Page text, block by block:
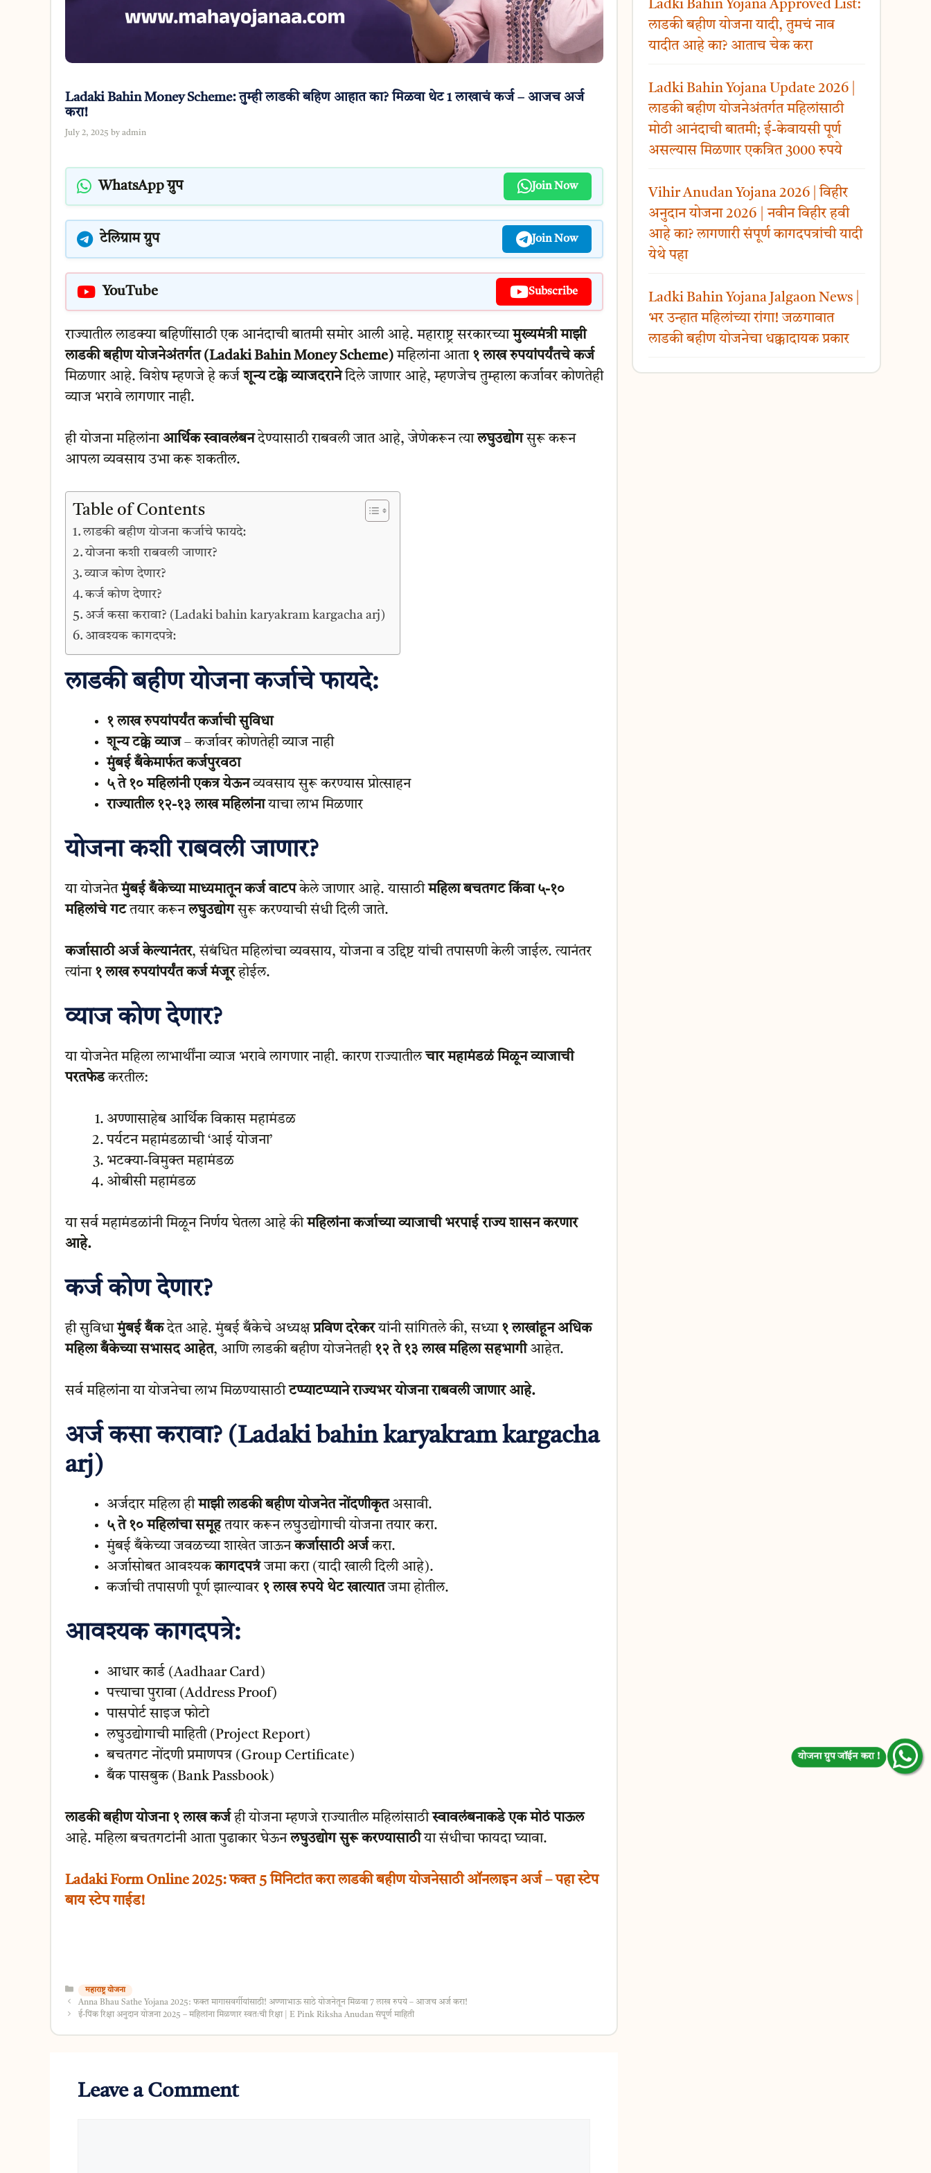
Ladaki Bahin Money Scheme: तुम्ही लाडकी बहिण आहात का? मिळवा थेट 1 लाखाचं कर्ज – आजच अर्ज
करा!
July 2, 2025 by admin
WhatsApp ग्रुप Join Now
टेलिग्राम ग्रुप Join Now
YouTube Subscribe
राज्यातील लाडक्या बहिणींसाठी एक आनंदाची बातमी समोर आली आहे. महाराष्ट्र सरकारच्यामुख्यमंत्री माझी
लाडकी बहीण योजनेअंतर्गत (Ladaki Bahin Money Scheme)महिलांना आता १ लाख रुपयांपर्यंतचे कर्ज
मिळणार आहे. विशेष म्हणजे हे कर्जशून्य टक्के व्याजदरानेदिले जाणार आहे, म्हणजेच तुम्हाला कर्जावर कोणतेही
व्याज भरावे लागणार नाही.
ही योजना महिलांना आर्थिक स्वावलंबनदेण्यासाठी राबवली जात आहे, जेणेकरून त्यालघुउद्योगसुरू करून
आपला व्यवसाय उभा करू शकतील.
Table of Contents
लाडकी बहीण योजना कर्जाचे फायदे:
योजना कशी राबवली जाणार?
व्याज कोण देणार?
कर्ज कोण देणार?
अर्ज कसा करावा? (Ladaki bahin karyakram kargacha arj)
आवश्यक कागदपत्रे:
लाडकी बहीण योजना कर्जाचे फायदे:
१ लाख रुपयांपर्यंत कर्जाची सुविधा
शून्य टक्के व्याज– कर्जावर कोणतेही व्याज नाही
मुंबई बँकेमार्फत कर्जपुरवठा
५ ते १० महिलांनी एकत्र येऊनव्यवसाय सुरू करण्यास प्रोत्साहन
राज्यातील १२-१३ लाख महिलांनायाचा लाभ मिळणार
योजना कशी राबवली जाणार?
या योजनेतमुंबई बँकेच्या माध्यमातून कर्ज वाटपकेले जाणार आहे. यासाठीमहिला बचतगट किंवा ५-१०
महिलांचे गटतयार करूनलघुउद्योगसुरू करण्याची संधी दिली जाते.
कर्जासाठी अर्ज केल्यानंतर, संबंधित महिलांचा व्यवसाय, योजना व उद्दिष्ट यांची तपासणी केली जाईल. त्यानंतर
त्यांना १ लाख रुपयांपर्यंत कर्ज मंजूरहोईल.
व्याज कोण देणार?
या योजनेत महिला लाभार्थींना व्याज भरावे लागणार नाही. कारण राज्यातीलचार महामंडळं मिळून व्याजाची
परतफेडकरतील:
अण्णासाहेब आर्थिक विकास महामंडळ
पर्यटन महामंडळाची ‘आई योजना’
भटक्या-विमुक्त महामंडळ
ओबीसी महामंडळ
या सर्व महामंडळांनी मिळून निर्णय घेतला आहे कीमहिलांना कर्जाच्या व्याजाची भरपाई राज्य शासन करणार
आहे.
कर्ज कोण देणार?
ही सुविधामुंबई बँकदेत आहे. मुंबई बँकेचे अध्यक्षप्रविण दरेकरयांनी सांगितले की, सध्या १ लाखांहून अधिक
महिला बँकेच्या सभासद आहेत, आणि लाडकी बहीण योजनेतही १२ ते १३ लाख महिला सहभागीआहेत.
सर्व महिलांना या योजनेचा लाभ मिळण्यासाठीटप्प्याटप्प्याने राज्यभर योजना राबवली जाणार आहे.
अर्ज कसा करावा? (Ladaki bahin karyakram kargacha
arj)
अर्जदार महिला हीमाझी लाडकी बहीण योजनेत नोंदणीकृतअसावी.
५ ते १० महिलांचा समूहतयार करून लघुउद्योगाची योजना तयार करा.
मुंबई बँकेच्या जवळच्या शाखेत जाऊनकर्जासाठी अर्जकरा.
अर्जासोबत आवश्यककागदपत्रंजमा करा (यादी खाली दिली आहे).
कर्जाची तपासणी पूर्ण झाल्यावर १ लाख रुपये थेट खात्यातजमा होतील.
आवश्यक कागदपत्रे:
आधार कार्ड (Aadhaar Card)
पत्त्याचा पुरावा (Address Proof)
पासपोर्ट साइज फोटो
लघुउद्योगाची माहिती (Project Report)
बचतगट नोंदणी प्रमाणपत्र (Group Certificate)
बँक पासबुक (Bank Passbook)
लाडकी बहीण योजना १ लाख कर्जही योजना म्हणजे राज्यातील महिलांसाठीस्वावलंबनाकडे एक मोठं पाऊल
आहे. महिला बचतगटांनी आता पुढाकार घेऊनलघुउद्योग सुरू करण्यासाठीया संधीचा फायदा घ्यावा.
Ladaki Form Online 2025: फक्त 5 मिनिटांत करा लाडकी बहीण योजनेसाठी ऑनलाइन अर्ज – पहा स्टेप
बाय स्टेप गाईड!
Categories
महाराष्ट्र योजना
Anna Bhau Sathe Yojana 2025: फक्त मागासवर्गीयांसाठी! अण्णाभाऊ साठे योजनेतून मिळवा 7 लाख रुपये – आजच अर्ज करा!
ई-पिंक रिक्षा अनुदान योजना 2025 – महिलांना मिळणार स्वतःची रिक्षा | E Pink Riksha Anudan संपूर्ण माहिती
Leave a Comment
Ladki Bahin Yojana Approved List:
लाडकी बहीण योजना यादी, तुमचं नाव
यादीत आहे का? आताच चेक करा
Ladki Bahin Yojana Update 2026 |
लाडकी बहीण योजनेअंतर्गत महिलांसाठी
मोठी आनंदाची बातमी; ई-केवायसी पूर्ण
असल्यास मिळणार एकत्रित 3000 रुपये
Vihir Anudan Yojana 2026 | विहीर
अनुदान योजना 2026 | नवीन विहीर हवी
आहे का? लागणारी संपूर्ण कागदपत्रांची यादी
येथे पहा
Ladki Bahin Yojana Jalgaon News |
भर उन्हात महिलांच्या रांगा! जळगावात
लाडकी बहीण योजनेचा धक्कादायक प्रकार
योजना ग्रुप जॉईन करा !